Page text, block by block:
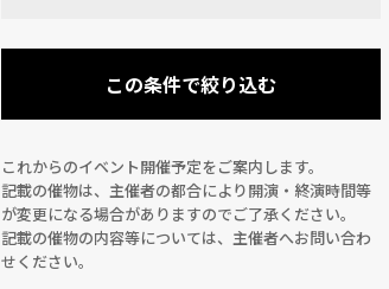
この条件で絞り込む
これからのイベント開催予定をご案内します。
記載の催物は、主催者の都合により開演・終演時間等
が変更になる場合がありますのでご了承ください。
記載の催物の内容等については、主催者へお問い合わ
せください。